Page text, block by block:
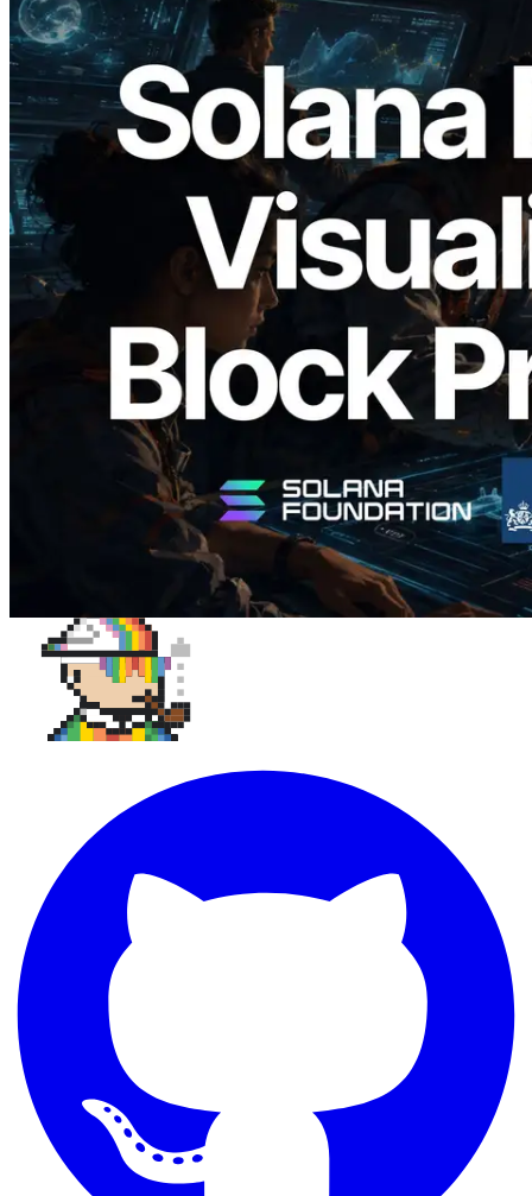
2026.05.24
Validators Solutions เปิดตัว Solana Block
Analyzer — แสดงเวลาการผลิตบล็อก
ระดับ slot และบาลิเดเตอร์ที่รับผิดชอบ